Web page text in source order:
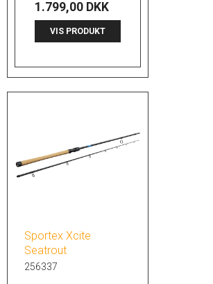
1.799,00 DKK
VIS PRODUKT
Sportex Xcite
Seatrout
256337